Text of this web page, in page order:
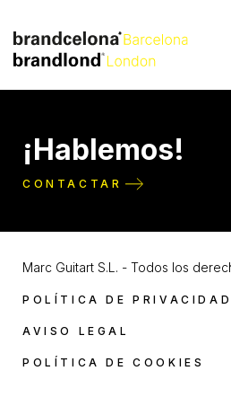
¡Hablemos!
CONTACTAR
Marc Guitart S.L. - Todos los
POLÍTICA DE PRIVACIDAD
AVISO LEGAL
POLÍTICA DE COOKIES